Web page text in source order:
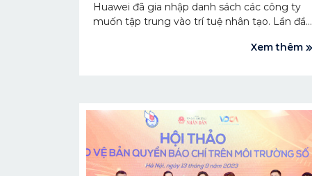
Huawei đã gia nhập danh sách các công ty
muốn tập trung vào trí tuệ nhân tạo. Lần đầu
nghệ và viễn thông Trung Quốc công bố
Xem thêm